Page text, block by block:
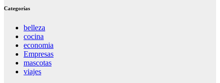
Categorías
belleza
cocina
economia
Empresas
mascotas
viajes